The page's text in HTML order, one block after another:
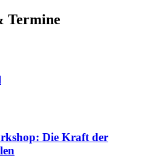
Termine
Die Kraft der